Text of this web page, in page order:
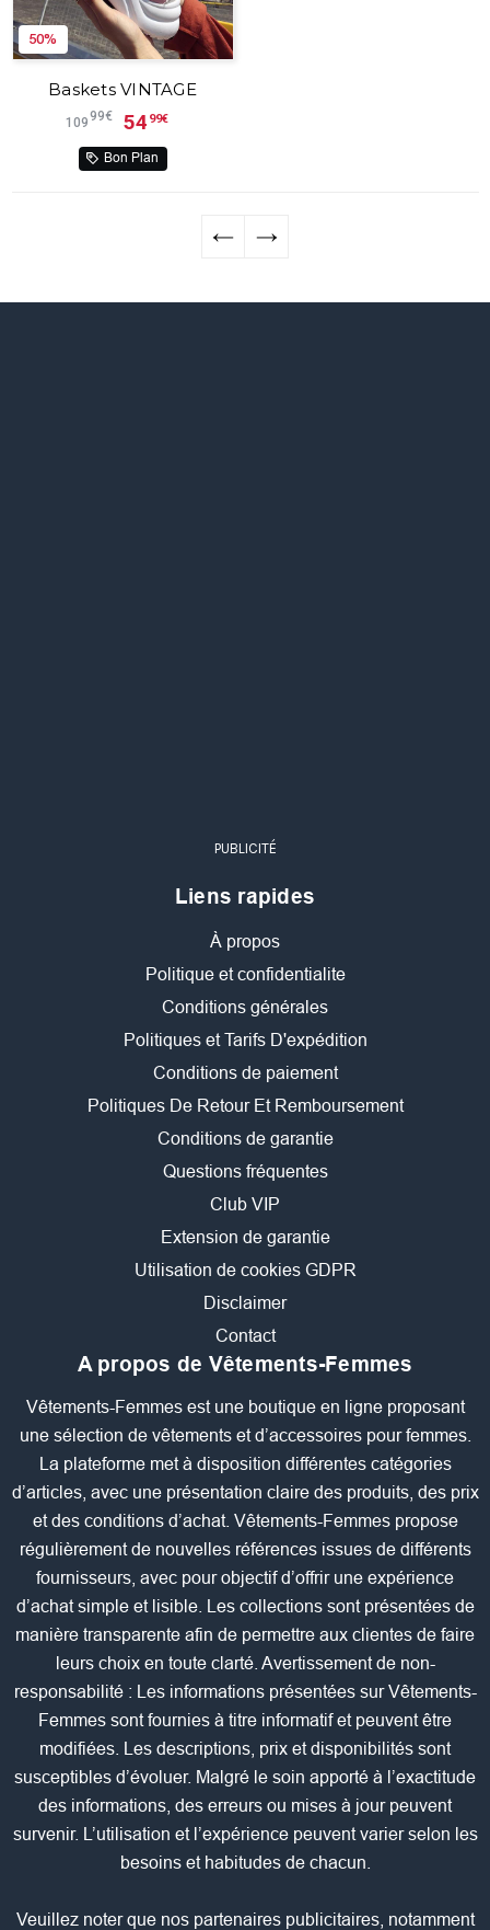
50%
Baskets VINTAGE
10999€ 54 99€
Bon Plan
← →
PUBLICITÉ
Liens rapides
À propos
Politique et confidentialite
Conditions générales
Politiques et Tarifs D'expédition
Conditions de paiement
Politiques De Retour Et Remboursement
Conditions de garantie
Questions fréquentes
Club VIP
Extension de garantie
Utilisation de cookies GDPR
Disclaimer
Contact
A propos de Vêtements-Femmes
Vêtements-Femmes est une boutique en ligne proposant
une sélection de vêtements et d’accessoires pour femmes.
La plateforme met à disposition différentes catégories
d’articles, avec une présentation claire des produits, des prix
et des conditions d’achat. Vêtements-Femmes propose
régulièrement de nouvelles références issues de différents
fournisseurs, avec pour objectif d’offrir une expérience
d’achat simple et lisible. Les collections sont présentées de
manière transparente afin de permettre aux clientes de faire
leurs choix en toute clarté. Avertissement de non-
responsabilité : Les informations présentées sur Vêtements-
Femmes sont fournies à titre informatif et peuvent être
modifiées. Les descriptions, prix et disponibilités sont
susceptibles d’évoluer. Malgré le soin apporté à l’exactitude
des informations, des erreurs ou mises à jour peuvent
survenir. L’utilisation et l’expérience peuvent varier selon les
besoins et habitudes de chacun.
Veuillez noter que nos partenaires publicitaires, notamment